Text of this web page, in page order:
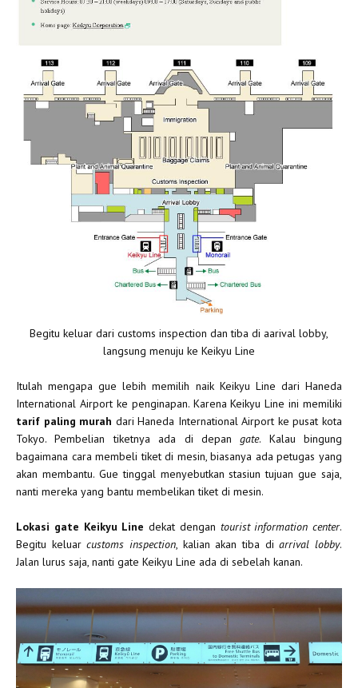
Begitu keluar dari customs inspection dan tiba di aarival lobby,
langsung menuju ke Keikyu Line
Itulah mengapa gue lebih memilih naik Keikyu Line dari Haneda
International Airport ke penginapan. Karena Keikyu Line ini memiliki
tarif paling murah dari Haneda International Airport ke pusat kota
Tokyo. Pembelian tiketnya ada di depangate. Kalau bingung
bagaimana cara membeli tiket di mesin, biasanya ada petugas yang
akan membantu. Gue tinggal menyebutkan stasiun tujuan gue saja,
nanti mereka yang bantu membelikan tiket di mesin.
Lokasi gate Keikyu Line dekat dengan tourist information center.
Begitu keluarcustoms inspection, kalian akan tiba diarrival lobby.
Jalan lurus saja, nanti gate Keikyu Line ada di sebelah kanan.